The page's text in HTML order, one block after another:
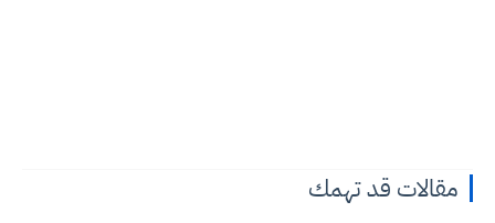
مقالات قد تهمك